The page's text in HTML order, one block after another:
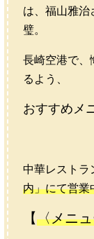
は、福山雅治
璧。
長崎空港で、
るよう、
おすすめメ
中華レストラ
内」にて営業
【〈メニ